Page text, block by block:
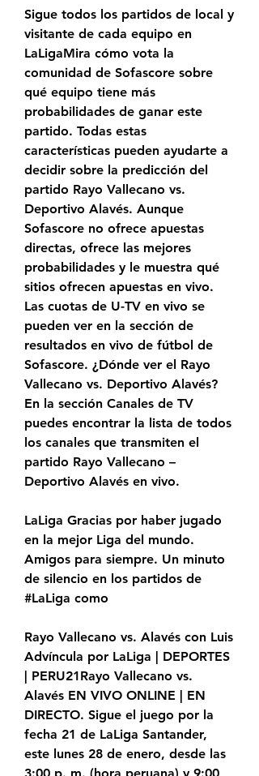
Sigue todos los partidos de local y
visitante de cada equipo en
LaLigaMira cómo vota la
comunidad de Sofascore sobre
qué equipo tiene más
probabilidades de ganar este
partido. Todas estas
características pueden ayudarte a
decidir sobre la predicción del
partido Rayo Vallecano vs.
Deportivo Alavés. Aunque
Sofascore no ofrece apuestas
directas, ofrece las mejores
probabilidades y le muestra qué
sitios ofrecen apuestas en vivo.
Las cuotas de U-TV en vivo se
pueden ver en la sección de
resultados en vivo de fútbol de
Sofascore. ¿Dónde ver el Rayo
Vallecano vs. Deportivo Alavés?
En la sección Canales de TV
puedes encontrar la lista de todos
los canales que transmiten el
partido Rayo Vallecano –
Deportivo Alavés en vivo.
LaLiga Gracias por haber jugado
en la mejor Liga del mundo.
Amigos para siempre. Un minuto
de silencio en los partidos de
#LaLiga como
Rayo Vallecano vs. Alavés con Luis
Advíncula por LaLiga | DEPORTES
| PERU21Rayo Vallecano vs.
Alavés EN VIVO ONLINE | EN
DIRECTO. Sigue el juego por la
fecha 21 de LaLiga Santander,
este lunes 28 de enero, desde las